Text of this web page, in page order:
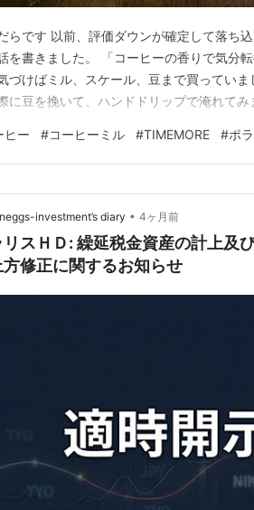
らです 以前、評価ダウンが確定して落ち
を書きました。 「コーヒーの香りで気分
づけばミル、スケール、豆まで買ってい
に豆を挽いて、ハンドドリップで淹れてみ
ヒー #コーヒーミル #TIMEMORE #ポ
investment’s diary • 4ヶ月前
リスＨＤ: 繰延税金資産の計上及
修正に関するお知らせ